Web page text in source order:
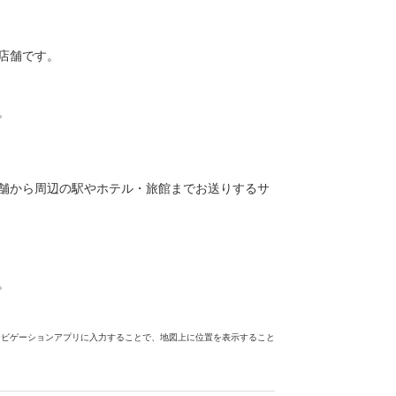
舗です。
から周辺の駅やホテル・旅館までお送りするサ
ーションアプリに入力することで、地図上に位置を表示すること